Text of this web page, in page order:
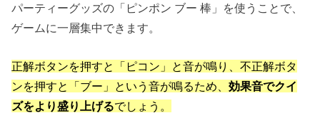
パーティーグッズの「ピンポン ブー 棒」を使うことで、
ゲームに一層集中できます。
正解ボタンを押すと「ピコン」と音が鳴り、不正解ボタ
ンを押すと「ブー」という音が鳴るため、効果音でクイ
ズをより盛り上げるでしょう。